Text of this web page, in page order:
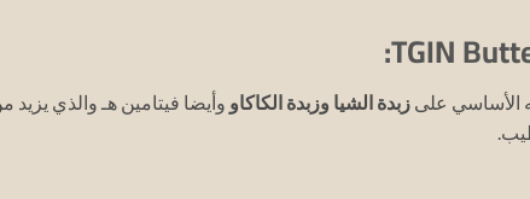
زبدة الشيا وزبدة الكاكاو وأيضا فيتامين هـ والذي يزيد